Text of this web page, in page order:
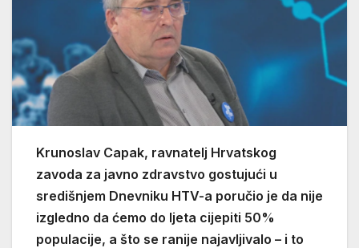
Krunoslav Capak, ravnatelj Hrvatskog
zavoda za javno zdravstvo gostujući u
središnjem Dnevniku HTV-a poručio je da nije
izgledno da ćemo do ljeta cijepiti 50%
populacije, a što se ranije najavljivalo – i to